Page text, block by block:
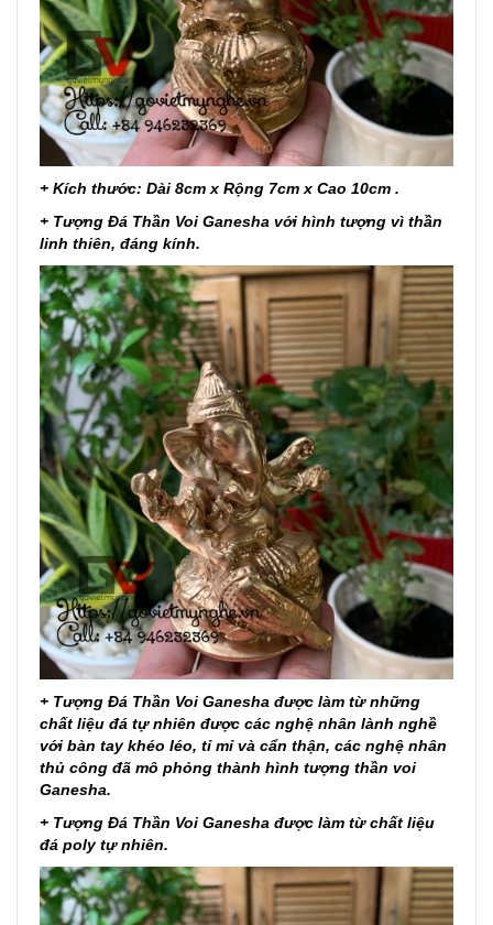
+ Kích thước: Dài 8cm x Rộng 7cm x Cao 10cm .
+ Tượng Đá Thần Voi Ganesha với hình tượng vì thần
linh thiên, đáng kính.
+ Tượng Đá Thần Voi Ganesha được làm từ những
chất liệu đá tự nhiên được các nghệ nhân lành nghề
với bàn tay khéo léo, tỉ mỉ và cẩn thận, các nghệ nhân
thủ công đã mô phỏng thành hình tượng thần voi
Ganesha.
+ Tượng Đá Thần Voi Ganesha được làm từ chất liệu
đá poly tự nhiên.